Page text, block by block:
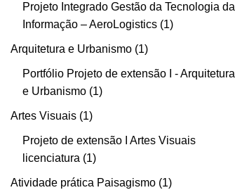
Projeto Integrado Gestão da Tecnologia da
Informação – AeroLogistics 1
Arquitetura e Urbanismo 1
Portfólio Projeto de extensão I - Arquitetura
e Urbanismo 1
Artes Visuais 1
Projeto de extensão I Artes Visuais
licenciatura
1
Atividade prática Paisagismo 1